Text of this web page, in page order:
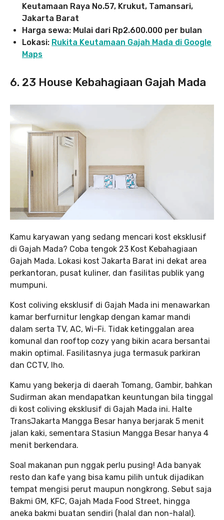
Keutamaan Raya No.57, Krukut, Tamansari,
Jakarta Barat
Harga sewa: Mulai dari Rp2.600.000 per bulan
Lokasi: Rukita Keutamaan Gajah Mada di Google
Maps
6. 23 House Kebahagiaan Gajah Mada
Kamu karyawan yang sedang mencari kost eksklusif
di Gajah Mada? Coba tengok 23 Kost Kebahagiaan
Gajah Mada. Lokasi kost Jakarta Barat ini dekat area
perkantoran, pusat kuliner, dan fasilitas publik yang
mumpuni.
Kost coliving eksklusif di Gajah Mada ini menawarkan
kamar berfurnitur lengkap dengan kamar mandi
dalam serta TV, AC, Wi-Fi. Tidak ketinggalan area
komunal dan rooftop cozy yang bikin acara bersantai
makin optimal. Fasilitasnya juga termasuk parkiran
dan CCTV, lho.
Kamu yang bekerja di daerah Tomang, Gambir, bahkan
Sudirman akan mendapatkan keuntungan bila tinggal
di kost coliving eksklusif di Gajah Mada ini. Halte
TransJakarta Mangga Besar hanya berjarak 5 menit
jalan kaki, sementara Stasiun Mangga Besar hanya 4
menit berkendara.
Soal makanan pun nggak perlu pusing! Ada banyak
resto dan kafe yang bisa kamu pilih untuk dijadikan
tempat mengisi perut maupun nongkrong. Sebut saja
Bakmi GM, KFC, Gajah Mada Food Street, hingga
aneka bakmi buatan sendiri (halal dan non-halal).